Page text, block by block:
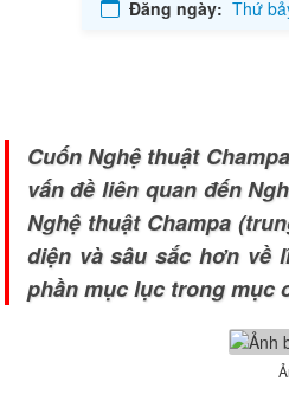
Đăng ngày: Thứ
Cuốn Nghệ thuật
vấn đề liên quan đến
Nghệ thuật Champa
diện và sâu sắc hơn về
phần mục lục trong mục